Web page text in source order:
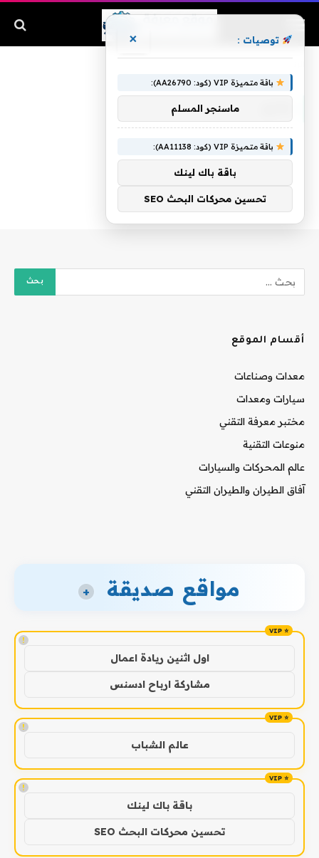
أقسام الموقع
معدات وصناعات
سيارات ومعدات
مختبر معرفة التقني
منوعات التقنية
عالم المحركات والسيارات
آفاق الطيران والطيران التقني
مواقع صديقة +
!
اول اثنين ريادة اعمال
مشاركة ارباح ادسنس
!
عالم الشباب
!
باقة باك لينك
تحسين محركات البحث SEO
توصيات : ×
باقة متميزة VIP (كود: AA26790):
ماسنجر المسلم
باقة متميزة VIP (كود: AA11138):
باقة باك لينك
تحسين محركات البحث SEO